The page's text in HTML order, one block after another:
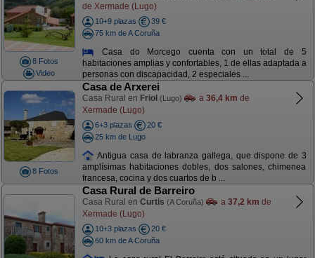
8 Fotos
Video
de Xermade (Lugo)
10+9 plazas
39 €
75 km de A Coruña
Casa do Morcego cuenta con un total de 5
habitaciones amplias y confortables, 1 de ellas adaptada a
personas con discapacidad, 2 especiales ...
8 Fotos
Casa de Arxerei
Casa Rural en Friol (Lugo) a 36,4 km de
Xermade (Lugo)
6+3 plazas
20 €
25 km de Lugo
Antigua casa de labranza gallega, que dispone de 3
amplísimas habitaciones dobles, dos salones, chimenea
francesa, cocina y dos cuartos de b ...
Casa Rural de Barreiro
Casa Rural en Curtis (A Coruña) a 37,2 km de
Xermade (Lugo)
10+3 plazas
20 €
60 km de A Coruña